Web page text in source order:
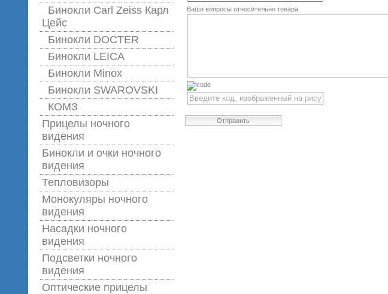
Бинокли Carl Zeiss Карл
Цейс
Бинокли DOCTER
Бинокли LEICA
Бинокли Minox
Бинокли SWAROVSKI
КОМЗ
Прицелы ночного
видения
Бинокли и очки ночного
видения
Тепловизоры
Монокуляры ночного
видения
Насадки ночного
видения
Подсветки ночного
видения
Оптические прицелы
Ваши вопросы относительно товара
Отправить